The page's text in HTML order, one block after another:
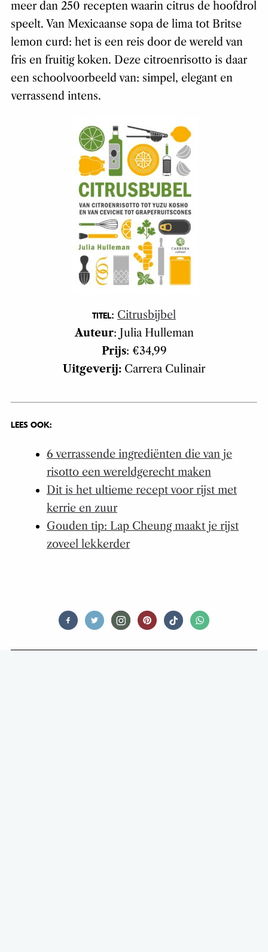
meer dan 250 recepten waarin citrus de hoofdrol
speelt. Van Mexicaanse sopa de lima tot Britse
lemon curd: het is een reis door de wereld van
fris en fruitig koken. Deze citroenrisotto is daar
een schoolvoorbeeld van: simpel, elegant en
verrassend intens.
TITEL: Citrusbijbel
Auteur: Julia Hulleman
Prijs: €34,99
Uitgeverij: Carrera Culinair
LEES OOK:
6 verrassende ingrediënten die van je
risotto een wereldgerecht maken
Dit is het ultieme recept voor rijst met
kerrie en zuur
Gouden tip: Lap Cheung maakt je rijst
zoveel lekkerder